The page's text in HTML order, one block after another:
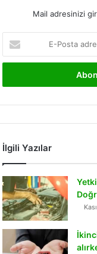
Mail adresinizi
Posta
adresinizi
İlgili Yazılar